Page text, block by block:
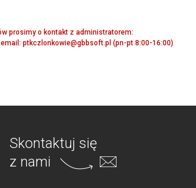
prosimy o kontakt z administratorem:
ptkczlonkowie@gbbsoft.pl (pn-pt 8:00-16:00)
Skontaktuj się
z nami